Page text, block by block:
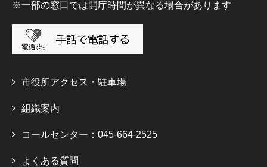
※一部の窓口では開庁時間が異なる場合があります
市役所アクセス・駐車場
組織案内
コールセンター：045-664-2525
よくある質問